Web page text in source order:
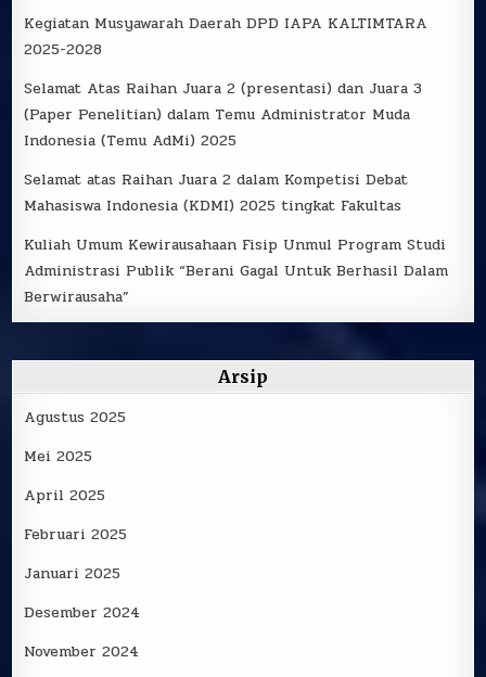
Kegiatan Musyawarah Daerah DPD IAPA KALTIMTARA
2025-2028
Selamat Atas Raihan Juara 2 (presentasi) dan Juara 3
(Paper Penelitian) dalam Temu Administrator Muda
Indonesia (Temu AdMi) 2025
Selamat atas Raihan Juara 2 dalam Kompetisi Debat
Mahasiswa Indonesia (KDMI) 2025 tingkat Fakultas
Kuliah Umum Kewirausahaan Fisip Unmul Program Studi
Administrasi Publik “Berani Gagal Untuk Berhasil Dalam
Berwirausaha”
Arsip
Agustus 2025
Mei 2025
April 2025
Februari 2025
Januari 2025
Desember 2024
November 2024